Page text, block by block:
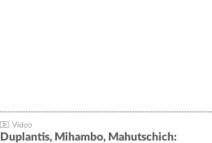
Duplantis, Mihambo, Mahutschich: